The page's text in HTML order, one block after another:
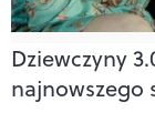
Dziewczyny
najnowszego